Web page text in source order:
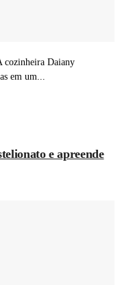
cozinheira Daiany
em um...
e apreende